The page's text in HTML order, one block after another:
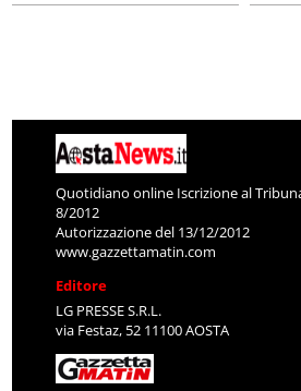
Quotidiano online Iscrizione al
8/2012
Autorizzazione del 13/12/2012
www.gazzettamatin.com
Editore
LG PRESSE S.R.L.
via Festaz, 52 11100 AOSTA